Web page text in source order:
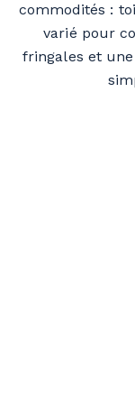
commodités :
varié pour
fringales et